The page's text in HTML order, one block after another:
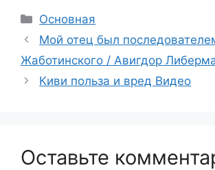
Рубрики
Основная
Мой отец был
Жаботинского / Авигдор
Киви польза и вред Видео
Оставьте